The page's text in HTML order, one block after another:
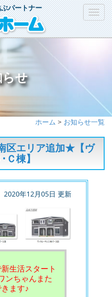
パートナー
せ
ホーム > お知らせ一覧
エリア追加★【ヴ
棟】
2020年12月05日 更新
生活スタート
ちゃんまた
ます♪